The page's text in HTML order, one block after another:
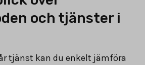
och tjänster i
tjänst kan du enkelt jämföra